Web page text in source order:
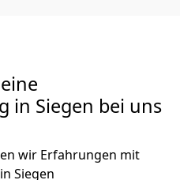
in Siegen bei uns
wir Erfahrungen mit
Siegen